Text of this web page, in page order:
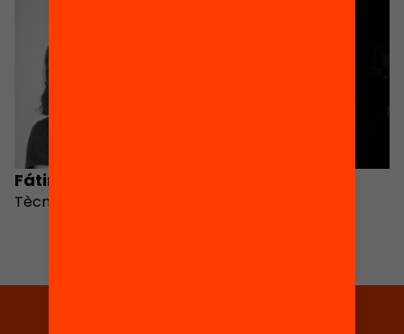
Fátima Avilés
Tècnica de projectes